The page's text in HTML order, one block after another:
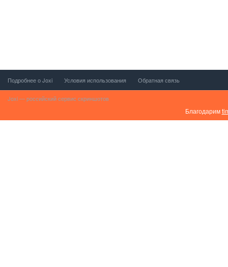
Подробнее о Joxi Условия использования Обратная связь
Joxi — российский сервис скриншотов
Благодарим